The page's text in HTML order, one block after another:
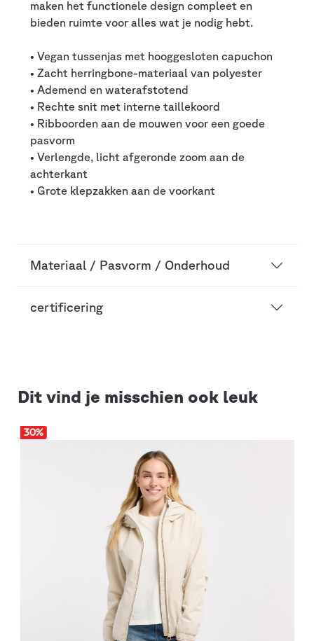
maken het functionele design compleet en
bieden ruimte voor alles wat je nodig hebt.
• Vegan tussenjas met hooggesloten capuchon
• Zacht herringbone-materiaal van polyester
• Ademend en waterafstotend
• Rechte snit met interne taillekoord
• Ribboorden aan de mouwen voor een goede
pasvorm
• Verlengde, licht afgeronde zoom aan de
achterkant
• Grote klepzakken aan de voorkant
Materiaal / Pasvorm / Onderhoud
certificering
Dit vind je misschien ook leuk
30%